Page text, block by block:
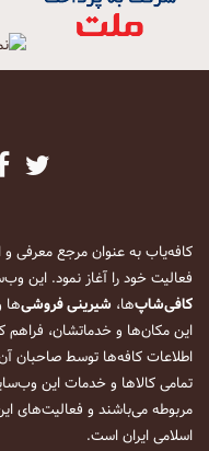
فعالیت خود را آغاز نمود. این
کافی‌شاپ‌ها، شیرینی فروشی‌ها
این مکان‌ها و خدماتشان،
اطلاعات کافه‌ها توسط صاحبان
تمامی کالاها و خدمات این
مربوطه می‌باشند و فعالیت‌های
اسلامی ایران است.